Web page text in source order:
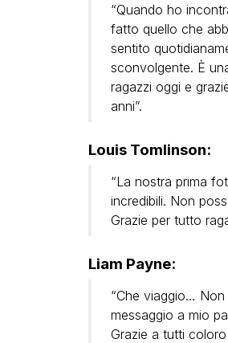
“Quando ho
fatto quello che
sentito
sconvolgente. È
ragazzi oggi e
anni”.
Louis Tomlinson:
“La nostra prima
incredibili. Non
Grazie per tutto
Liam Payne:
“Che viaggio…
messaggio a mio
Grazie a tutti